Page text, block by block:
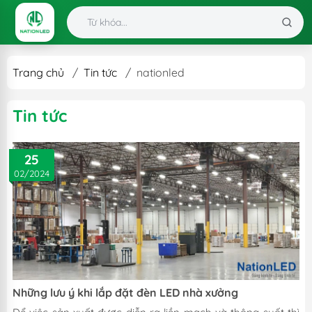
Trang chủ / Tin tức / nationled
Tin tức
25
02/2024
Những lưu ý khi lắp đặt đèn LED nhà xưởng